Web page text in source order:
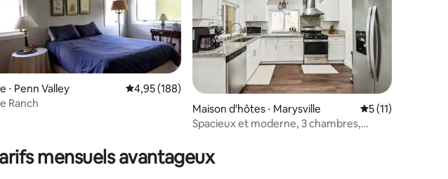
5
sur la base de 160 commentaires : 4,97 sur 5
⋅ Penn Valley Évaluation moyenne sur la base de 188 commentaires : 4,95 sur 5
4,95 (188)
Ranch
Maison d'hôtes ⋅ Marysville Évaluation
5 (11)
Spacieux et moderne, 3 chambres,
mensuels avantageux